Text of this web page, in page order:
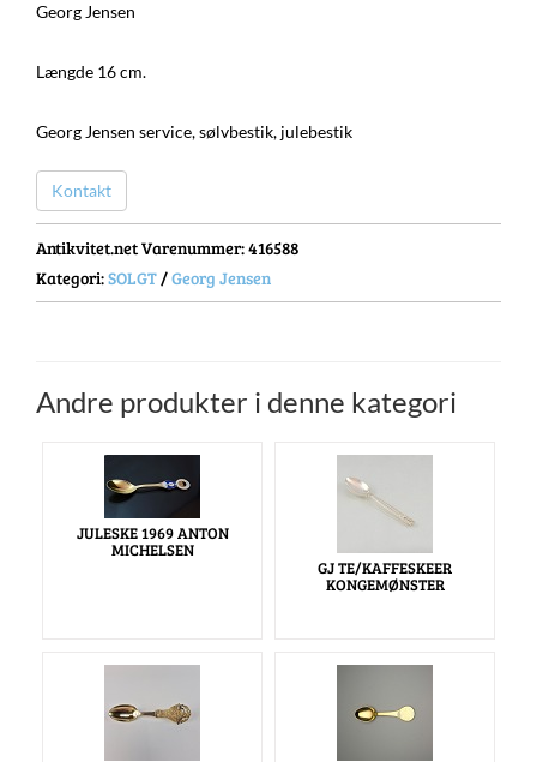
Georg Jensen
Længde 16 cm.
Georg Jensen service, sølvbestik, julebestik
Kontakt
Antikvitet.net Varenummer: 416588
Kategori:SOLGT /Georg Jensen
Andre produkter i denne kategori
JULESKE 1969 ANTON
MICHELSEN
GJ TE/KAFFESKEER
KONGEMØNSTER